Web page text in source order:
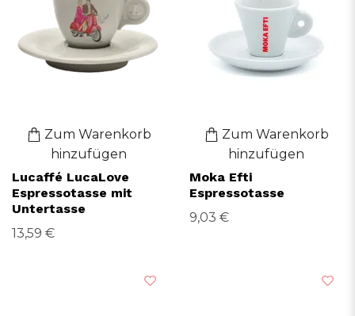
Zum Warenkorb
hinzufügen
Lucaffé LucaLove
Espressotasse mit
Untertasse
13,59 €
Zum Warenkorb
hinzufügen
Moka Efti
Espressotasse
9,03 €